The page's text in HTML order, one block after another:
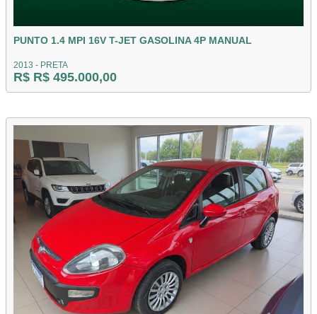
PUNTO 1.4 MPI 16V T-JET GASOLINA 4P MANUAL
2013 - PRETA
R$ R$ 495.000,00